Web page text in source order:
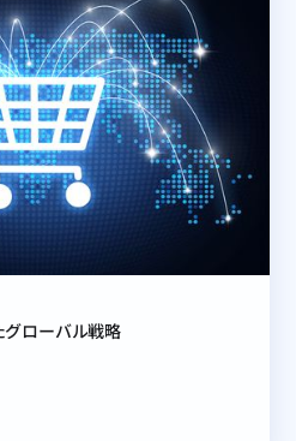
ローバル戦略